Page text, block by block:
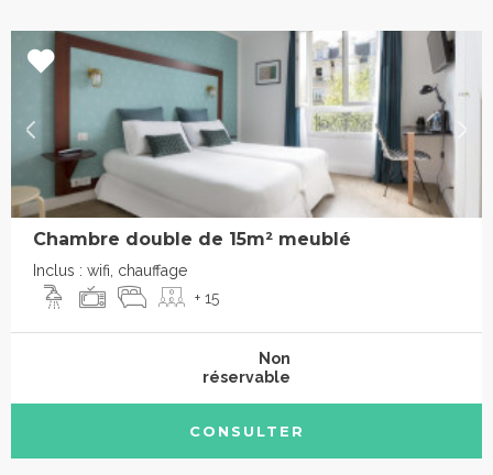
Chambre double de 15m² meublé
Inclus : wifi, chauffage
+ 15
Non
réservable
CONSULTER